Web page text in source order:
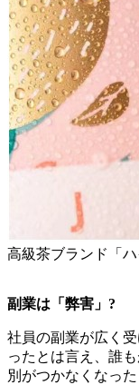
高級茶ブランド「
副業は「弊害」?
社員の副業が広く
ったとは言え、誰
別がつかなくなっ